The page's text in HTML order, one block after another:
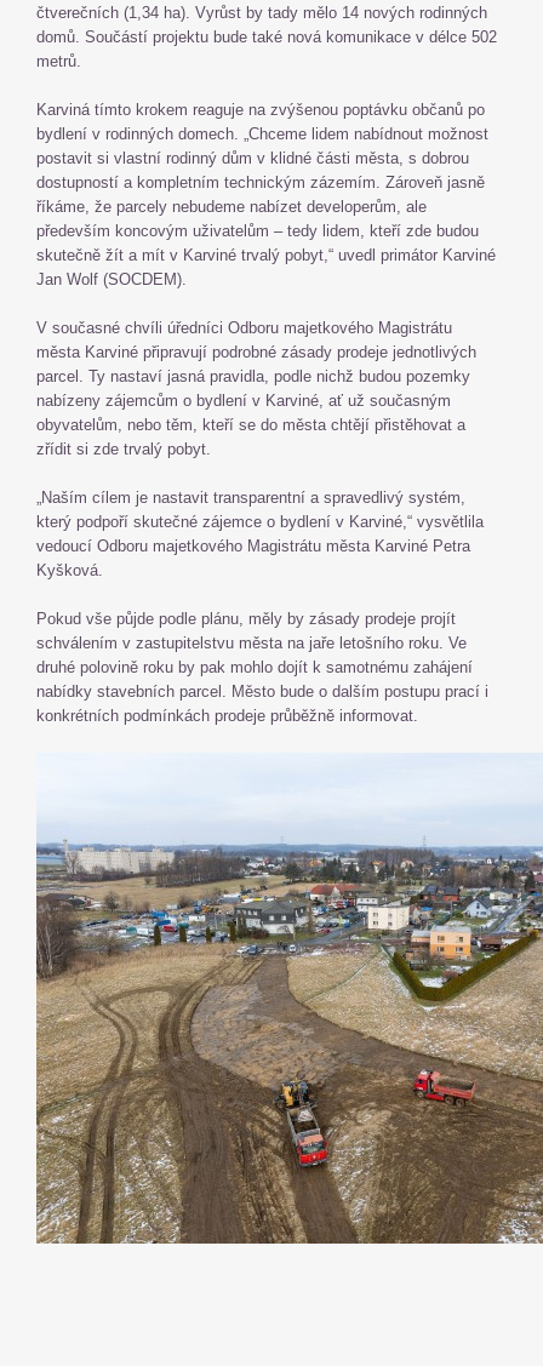
čtverečních (1,34 ha). Vyrůst by tady mělo 14 nových rodinných
domů. Součástí projektu bude také nová komunikace v délce 502
metrů.
Karviná tímto krokem reaguje na zvýšenou poptávku občanů po
bydlení v rodinných domech. „Chceme lidem nabídnout možnost
postavit si vlastní rodinný dům v klidné části města, s dobrou
dostupností a kompletním technickým zázemím. Zároveň jasně
říkáme, že parcely nebudeme nabízet developerům, ale
především koncovým uživatelům – tedy lidem, kteří zde budou
skutečně žít a mít v Karviné trvalý pobyt,“ uvedl primátor Karviné
Jan Wolf (SOCDEM).
V současné chvíli úředníci Odboru majetkového Magistrátu
města Karviné připravují podrobné zásady prodeje jednotlivých
parcel. Ty nastaví jasná pravidla, podle nichž budou pozemky
nabízeny zájemcům o bydlení v Karviné, ať už současným
obyvatelům, nebo těm, kteří se do města chtějí přistěhovat a
zřídit si zde trvalý pobyt.
„Naším cílem je nastavit transparentní a spravedlivý systém,
který podpoří skutečné zájemce o bydlení v Karviné,“ vysvětlila
vedoucí Odboru majetkového Magistrátu města Karviné Petra
Kyšková.
Pokud vše půjde podle plánu, měly by zásady prodeje projít
schválením v zastupitelstvu města na jaře letošního roku. Ve
druhé polovině roku by pak mohlo dojít k samotnému zahájení
nabídky stavebních parcel. Město bude o dalším postupu prací i
konkrétních podmínkách prodeje průběžně informovat.